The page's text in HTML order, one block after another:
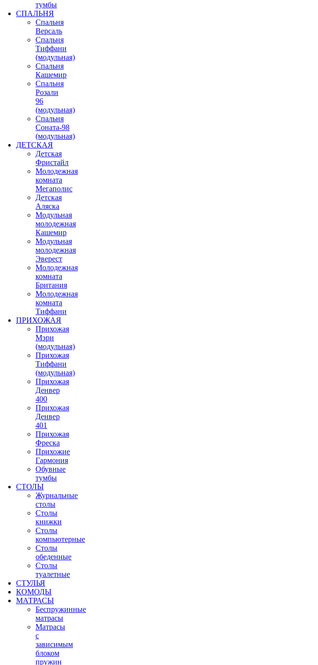
тумбы
СПАЛЬНЯ
Спальня
Версаль
Спальня
Тиффани
(модульная)
Спальня
Кашемир
Спальня
Розали
96
(модульная)
Спальня
Соната-98
(модульная)
ДЕТСКАЯ
Детская
Фристайл
Молодежная
комната
Мегаполис
Детская
Аляска
Модульная
молодежная
Кашемир
Модульная
молодежная
Эверест
Молодежная
комната
Британия
Молодежная
комната
Тиффани
ПРИХОЖАЯ
Прихожая
Мэри
(модульная)
Прихожая
Тиффани
(модульная)
Прихожая
Денвер
400
Прихожая
Денвер
401
Прихожая
Фреска
Прихожие
Гармония
Обувные
тумбы
СТОЛЫ
Журнальные
столы
Столы
книжки
Столы
компьютерные
Столы
обеденные
Столы
туалетные
СТУЛЬЯ
КОМОДЫ
МАТРАСЫ
Беспружинные
матрасы
Матрасы
с
зависимым
блоком
пружин